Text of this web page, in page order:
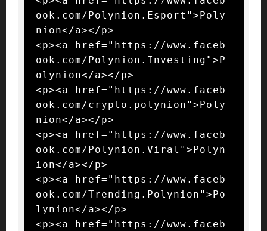
ook.com/Polynion.Esport">Poly
nion</a></p>
<p><a href="https://www.faceb
ook.com/Polynion.Investing">P
olynion</a></p>
<p><a href="https://www.faceb
ook.com/crypto.polynion">Poly
nion</a></p>
<p><a href="https://www.faceb
ook.com/Polynion.Viral">Polyn
ion</a></p>
<p><a href="https://www.faceb
ook.com/Trending.Polynion">Po
lynion</a></p>
<p><a href="https://www.faceb